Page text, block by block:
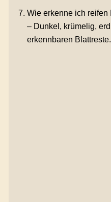
Wie erkenne ich reifen
– Dunkel, krümelig,
erkennbaren Blattreste.